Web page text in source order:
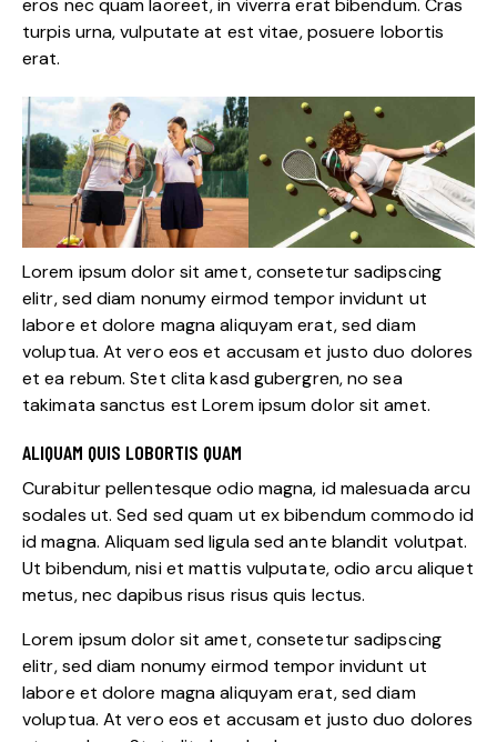
eros nec quam laoreet, in viverra erat bibendum. Cras
turpis urna, vulputate at est vitae, posuere lobortis
erat.
Lorem ipsum dolor sit amet, consetetur sadipscing
elitr, sed diam nonumy eirmod tempor invidunt ut
labore et dolore magna aliquyam erat, sed diam
voluptua. At vero eos et accusam et justo duo dolores
et ea rebum. Stet clita kasd gubergren, no sea
takimata sanctus est Lorem ipsum dolor sit amet.
ALIQUAM QUIS LOBORTIS QUAM
Curabitur pellentesque odio magna, id malesuada arcu
sodales ut. Sed sed quam ut ex bibendum commodo id
id magna. Aliquam sed ligula sed ante blandit volutpat.
Ut bibendum, nisi et mattis vulputate, odio arcu aliquet
metus, nec dapibus risus risus quis lectus.
Lorem ipsum dolor sit amet, consetetur sadipscing
elitr, sed diam nonumy eirmod tempor invidunt ut
labore et dolore magna aliquyam erat, sed diam
voluptua. At vero eos et accusam et justo duo dolores